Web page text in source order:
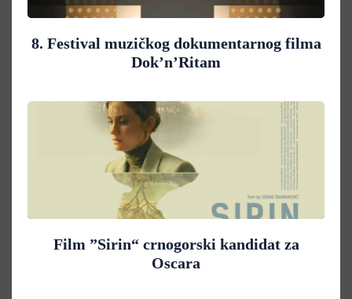
8. Festival muzičkog dokumentarnog filma
Dok’n’Ritam
Film ”Sirin“ crnogorski kandidat za
Oscara